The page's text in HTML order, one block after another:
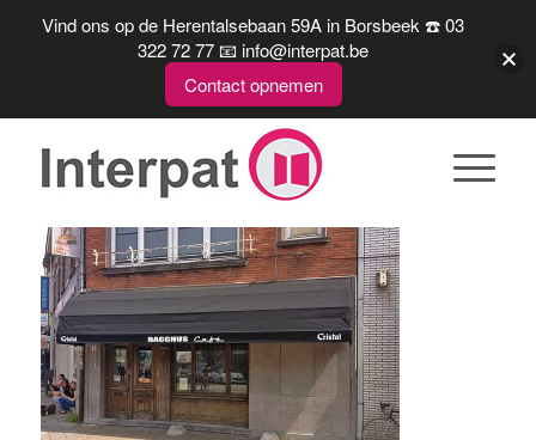
Vind ons op de Herentalsebaan 59A in Borsbeek ☎️ 03
322 72 77 📧 info@interpat.be
Contact opnemen